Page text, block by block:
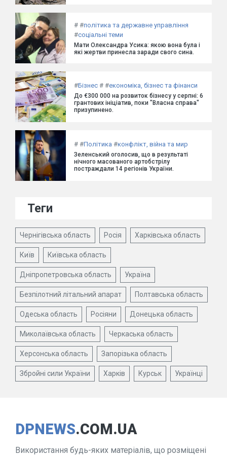
# #політика та державне управління
#соціальні теми
Мати Олександра Усика: якою вона була і
які жертви принесла заради свого сина.
#Бізнес # #економіка, бізнес та фінанси
До €300 000 на розвиток бізнесу у серпні: 6
грантових ініціатив, поки "Власна справа"
призупинено.
# #Політика #конфлікт, війна та мир
Зеленський оголосив, що в результаті
нічного масованого артобстрілу
постраждали 14 регіонів України.
Теги
Чернігівська область Росія Харківська область
Київ Київська область
Дніпропетровська область Україна
Безпілотний літальний апарат Полтавська область
Одеська область Росіяни Донецька область
Миколаївська область Черкаська область
Херсонська область Запорізька область
Збройні сили України Харків Курськ Українці
DPNEWS.COM.UA
Використання будь-яких матеріалів, що розміщені